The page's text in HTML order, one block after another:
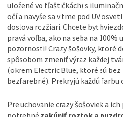
uložené vo fľaštičkách) s
očí a navyše sa v tme pod UV
doslova rozžiari. Chcete byť
pravá voľba, ako na seba na
pozornosti! Crazy šošovky, ktoré
spôsobom zmeniť výraz každej
(okrem Electric Blue, ktoré sú bez
bezfarebné). Prekryjú každú farbu
Pre uchovanie crazy šošoviek a
potrebné zakúpiť roztok a